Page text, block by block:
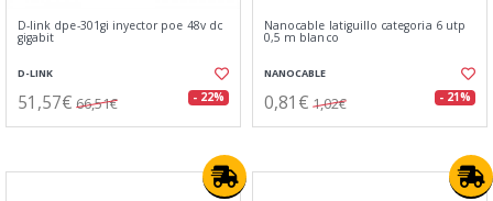
D-link dpe-301gi inyector poe 48v dc
gigabit
D-LINK
51,57€ 66,51€ - 22%
Nanocable latiguillo categoria 6 utp
0,5 m blanco
NANOCABLE
0,81€ 1,02€ - 21%